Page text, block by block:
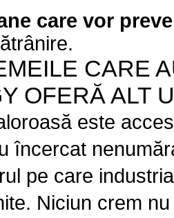
care vor
CARE
OFERĂ ALT
este
încercat
pe care
Niciun crem